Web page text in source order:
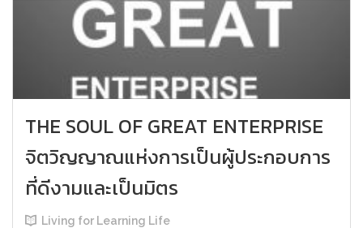
THE SOUL OF GREAT ENTERPRISE
จิตวิญญาณแห่งการเป็นผู้ประกอบการ
ที่ดีงามและเป็นมิตร
Living for Learning Life